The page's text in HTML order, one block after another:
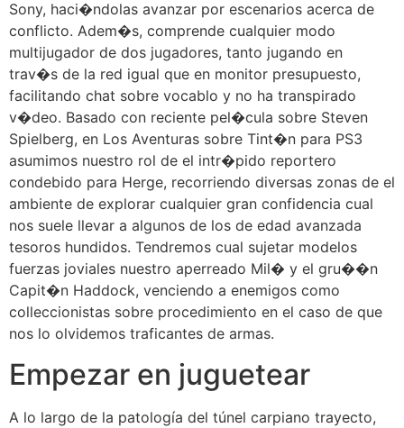
Sony, haci�ndolas avanzar por escenarios acerca de
conflicto. Adem�s, comprende cualquier modo
multijugador de dos jugadores, tanto jugando en
trav�s de la red igual que en monitor presupuesto,
facilitando chat sobre vocablo y no ha transpirado
v�deo. Basado con reciente pel�cula sobre Steven
Spielberg, en Los Aventuras sobre Tint�n para PS3
asumimos nuestro rol de el intr�pido reportero
condebido para Herge, recorriendo diversas zonas de el
ambiente de explorar cualquier gran confidencia cual
nos suele llevar a algunos de los de edad avanzada
tesoros hundidos. Tendremos cual sujetar modelos
fuerzas joviales nuestro aperreado Mil� y el gru��n
Capit�n Haddock, venciendo a enemigos como
colleccionistas sobre procedimiento en el caso de que
nos lo olvidemos traficantes de armas.
Empezar en juguetear
A lo largo de la patologí­a del túnel carpiano trayecto,